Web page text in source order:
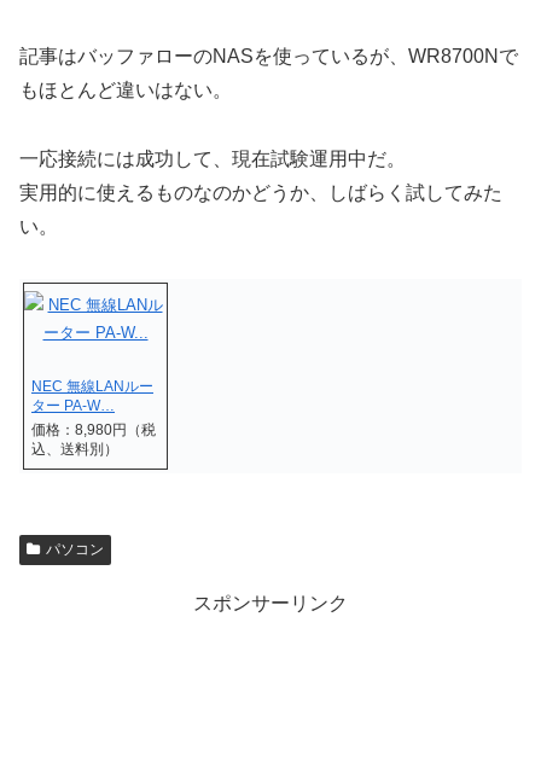
記事はバッファローのNASを使っているが、WR8700Nで
もほとんど違いはない。
一応接続には成功して、現在試験運用中だ。
実用的に使えるものなのかどうか、しばらく試してみた
い。
NEC 無線LANルー
ター PA-W…
価格：8,980円（税
込、送料別）
パソコン
スポンサーリンク